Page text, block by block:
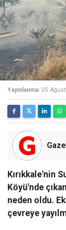
Yayınlanma: 05
Kırıkkale'nin
Köyü'nde
neden oldu.
çevreye